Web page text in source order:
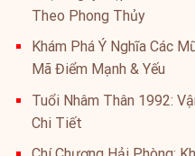
Theo Phong Thủy
Khám Phá Ý Nghĩa Các
Mã Điểm Mạnh & Yếu
Tuổi Nhâm Thân 1992:
Chi Tiết